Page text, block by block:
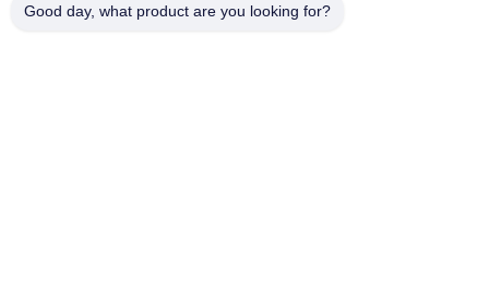
Casa. Su Di NoiProdottiContattaci
Good day, what product are you looking for?